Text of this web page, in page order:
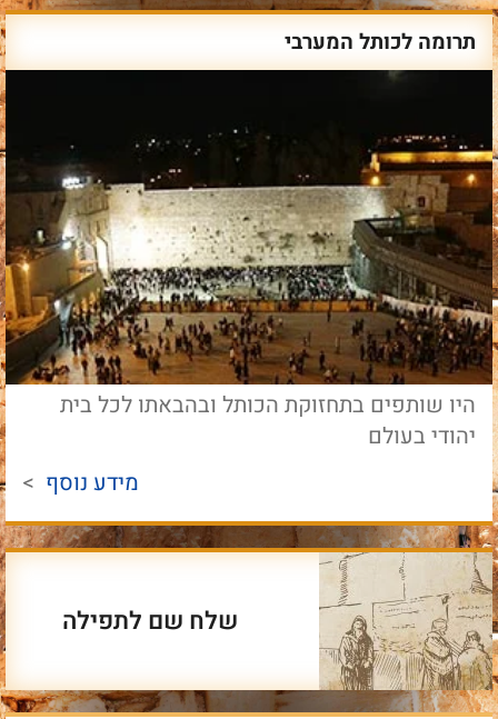
תרומה לכותל המערבי
היו שותפים בתחזוקת הכותל ובהבאתו לכל בית
יהודי בעולם
מידע נוסף >
שלח שם לתפילה